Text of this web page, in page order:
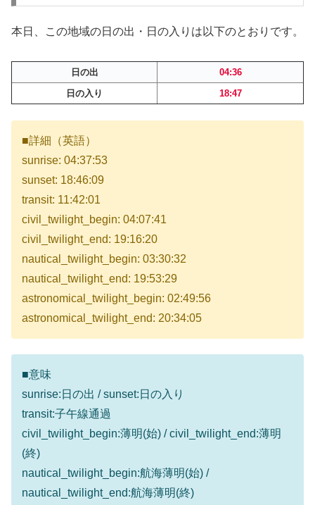
本日、この地域の日の出・日の入りは以下のとおりです。
日の出
04:36
日の入り
18:47
■詳細（英語）
sunrise: 04:37:53
sunset: 18:46:09
transit: 11:42:01
civil_twilight_begin: 04:07:41
civil_twilight_end: 19:16:20
nautical_twilight_begin: 03:30:32
nautical_twilight_end: 19:53:29
astronomical_twilight_begin: 02:49:56
astronomical_twilight_end: 20:34:05
■意味
sunrise:日の出 / sunset:日の入り
transit:子午線通過
civil_twilight_begin:薄明(始) / civil_twilight_end:薄明
(終)
nautical_twilight_begin:航海薄明(始) /
nautical_twilight_end:航海薄明(終)